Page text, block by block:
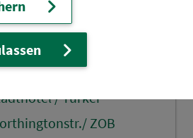
Str.
Brunnenstr.
Voith/ Milchwerk
/ Türkei
ZOB